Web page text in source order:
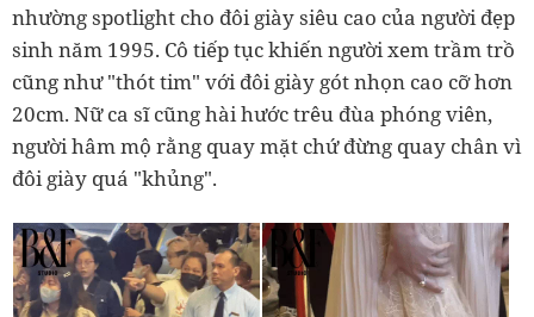
nhường spotlight cho đôi giày siêu cao của người đẹp
sinh năm 1995. Cô tiếp tục khiến người xem trầm trồ
cũng như "thót tim" với đôi giày gót nhọn cao cỡ hơn
20cm. Nữ ca sĩ cũng hài hước trêu đùa phóng viên,
người hâm mộ rằng quay mặt chứ đừng quay chân vì
đôi giày quá "khủng".